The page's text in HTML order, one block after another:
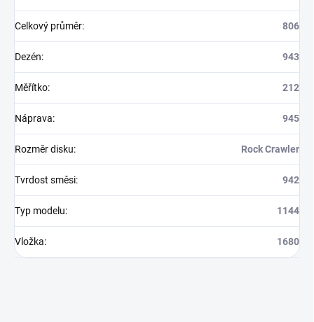
Celkový průměr: 806
Dezén: 943
Měřítko: 212
Náprava: 945
Rozměr disku: Rock Crawler
Tvrdost směsi: 942
Typ modelu: 1144
Vložka: 1680